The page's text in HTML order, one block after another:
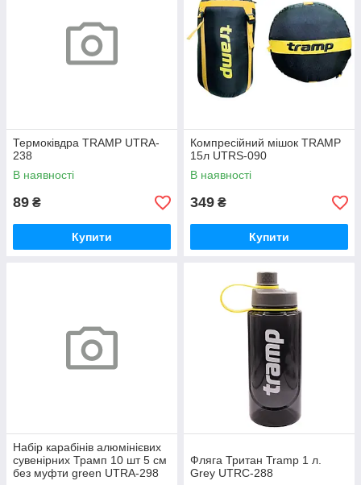
Термоківдра TRAMP UTRA-
238
В наявності
89 ₴
Купити
Компресійний мішок TRAMP
15л UTRS-090
В наявності
349 ₴
Купити
Набір карабінів алюмінієвих
сувенірних Трамп 10 шт 5 cм
без муфти green UTRA-298
Фляга Тритан Tramp 1 л.
Grey UTRC-288